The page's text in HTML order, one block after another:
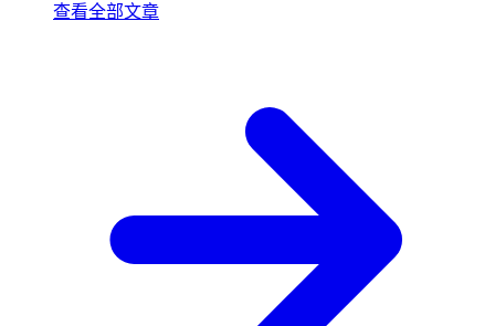
查看全部文章